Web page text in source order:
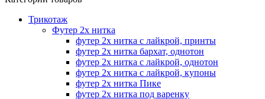
Трикотаж
Футер 2х нитка
футер 2х нитка с лайкрой, принты
футер 2х нитка бархат, однотон
футер 2х нитка с лайкрой, однотон
футер 2х нитка с лайкрой, купоны
футер 2х нитка Пике
футер 2х нитка под варенку